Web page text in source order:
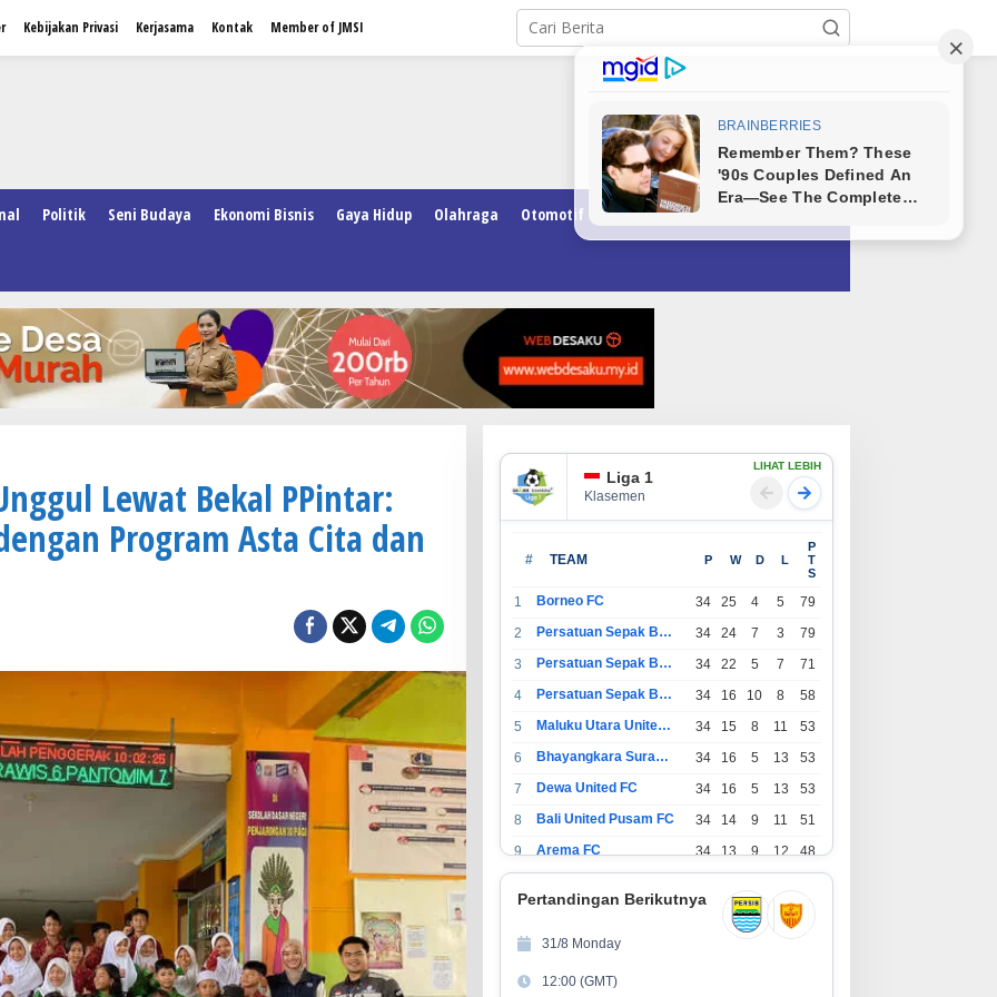
Kebijakan Privasi Kerjasama Kontak Member of JMSI
Politik Seni Budaya Ekonomi Bisnis Gaya Hidup Olahraga Otomotif Pendidikan
Lewat Bekal PPintar:
Program Asta Cita dan
Liga 1
Klasemen
LIHAT LEBIH
# TEAM P W D L
P
T
S
1 Borneo FC 34 25 4 5
79
2
Persatuan Sepak Bola Indonesia Bandung 34 24 7 3
79
3
Persatuan Sepak Bola Indonesia Jakarta 34 22 5 7
71
4
Persatuan Sepak Bola Surabaya 34 16 10 8
58
5
Maluku Utara United FC 34 15 8 11
53
6
Bhayangkara Surabaya United 34 16 5 13
53
7
Dewa United FC 34 16 5 13
53
8
Bali United Pusam FC 34 14 9 11
51
9
Arema FC 34 13 9 12
48
0
1
11 12 11
2
Pertandingan Berikutnya
31/8 Monday
12:00 (GMT)